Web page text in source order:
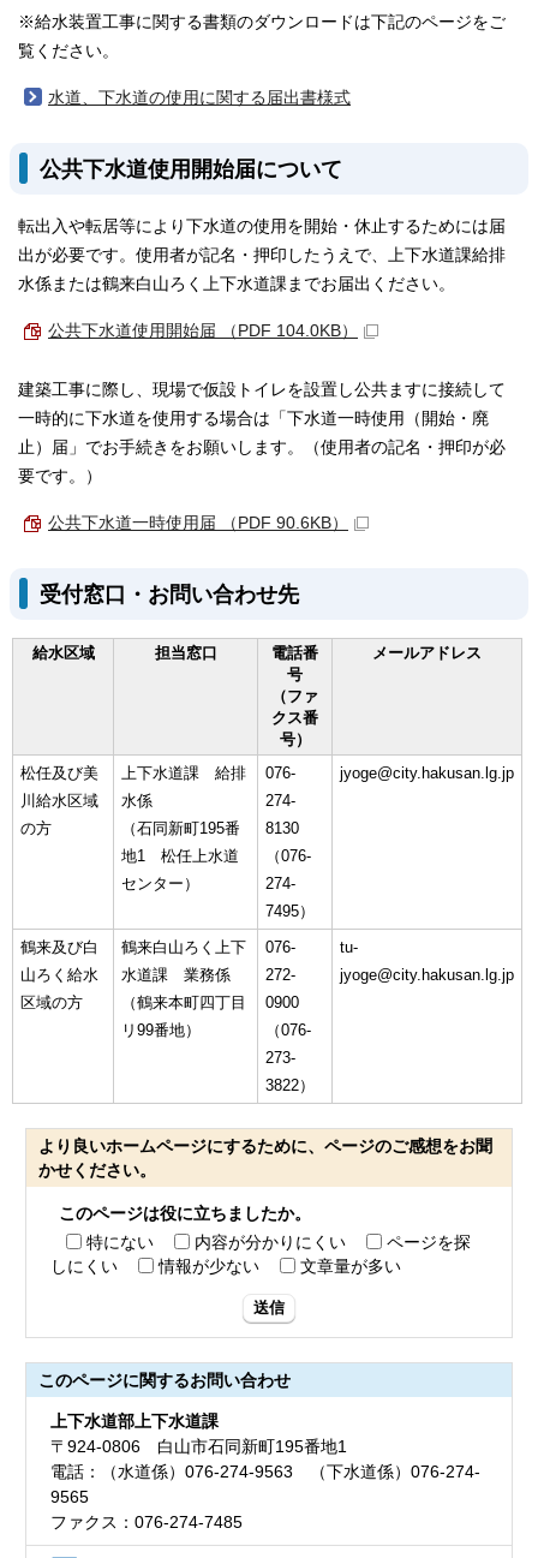
※給水装置工事に関する書類のダウンロードは下記のページをご
覧ください。
水道、下水道の使用に関する届出書様式
公共下水道使用開始届について
転出入や転居等により下水道の使用を開始・休止するためには届
出が必要です。使用者が記名・押印したうえで、上下水道課給排
水係または鶴来白山ろく上下水道課までお届出ください。
公共下水道使用開始届 （PDF 104.0KB）
建築工事に際し、現場で仮設トイレを設置し公共ますに接続して
一時的に下水道を使用する場合は「下水道一時使用（開始・廃
止）届」でお手続きをお願いします。（使用者の記名・押印が必
要です。）
公共下水道一時使用届 （PDF 90.6KB）
受付窓口・お問い合わせ先
給水区域 担当窓口
電話番
号
（ファ
クス番
号）
メールアドレス
松任及び美
川給水区域
の方
上下水道課 給排
水係
（石同新町195番
地1 松任上水道
センター）
076-
274-
8130
（076-
274-
7495）
jyoge@city.hakusan.lg.jp
鶴来及び白
山ろく給水
区域の方
鶴来白山ろく上下
水道課 業務係
（鶴来本町四丁目
リ99番地）
076-
272-
0900
（076-
273-
3822）
tu-
jyoge@city.hakusan.lg.jp
より良いホームページにするために、ページのご感想をお聞
かせください。
このページは役に立ちましたか。
特にない
内容が分かりにくい
ページを探
しにくい
情報が少ない 文章量が多い
送信
このページに関するお問い合わせ
上下水道部上下水道課
〒924-0806 白山市石同新町195番地1
電話：（水道係）076-274-9563 （下水道係）076-274-
9565
ファクス：076-274-7485